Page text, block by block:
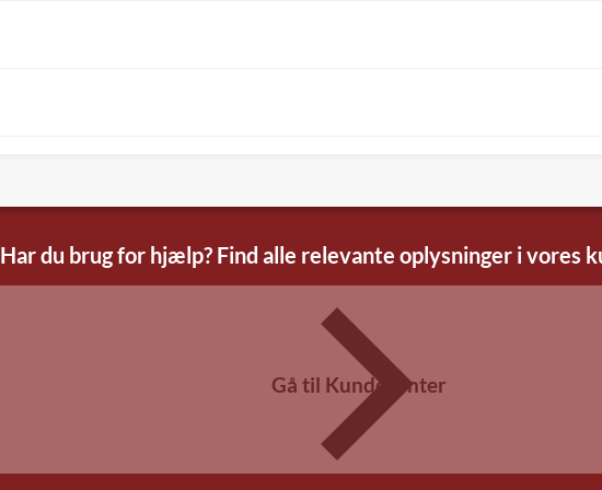
Har du brug for hjælp? Find alle relevante oplysninger i vores
Gå til Kundecenter